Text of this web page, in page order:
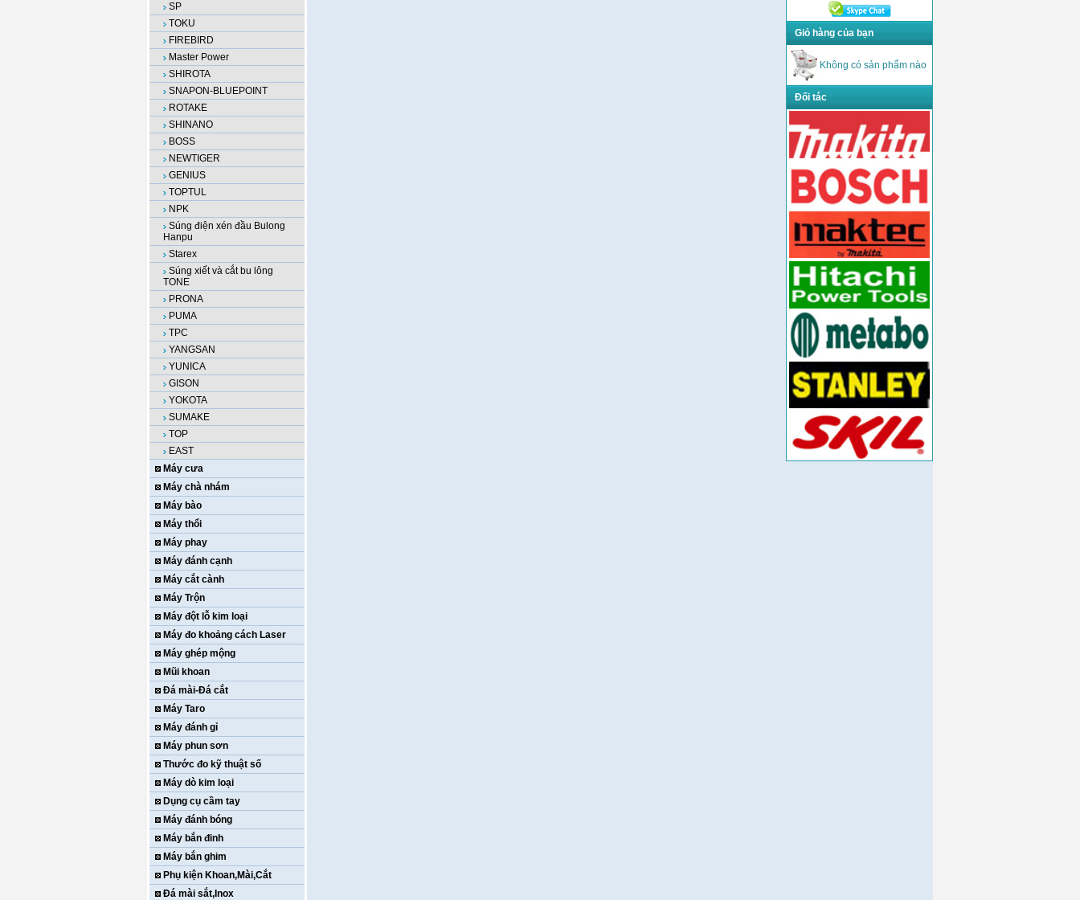
SP
TOKU
FIREBIRD
Master Power
SHIROTA
SNAPON-BLUEPOINT
ROTAKE
SHINANO
BOSS
NEWTIGER
GENIUS
TOPTUL
NPK
Súng điện xén đầu Bulong
Hanpu
Starex
Súng xiết và cắt bu lông
TONE
PRONA
PUMA
TPC
YANGSAN
YUNICA
GISON
YOKOTA
SUMAKE
TOP
EAST
Máy cưa
Máy chà nhám
Máy bào
Máy thổi
Máy phay
Máy đánh cạnh
Máy cắt cành
Máy Trộn
Máy đột lỗ kim loại
Máy đo khoảng cách Laser
Máy ghép mộng
Mũi khoan
Đá mài-Đá cắt
Máy Taro
Máy đánh gỉ
Máy phun sơn
Thước đo kỹ thuật số
Máy dò kim loại
Dụng cụ cầm tay
Máy đánh bóng
Máy bắn đinh
Máy bắn ghim
Phụ kiện Khoan,Mài,Cắt
Đá mài sắt,Inox
Giỏ hàng của bạn
Không có sản phẩm nào
Đối tác